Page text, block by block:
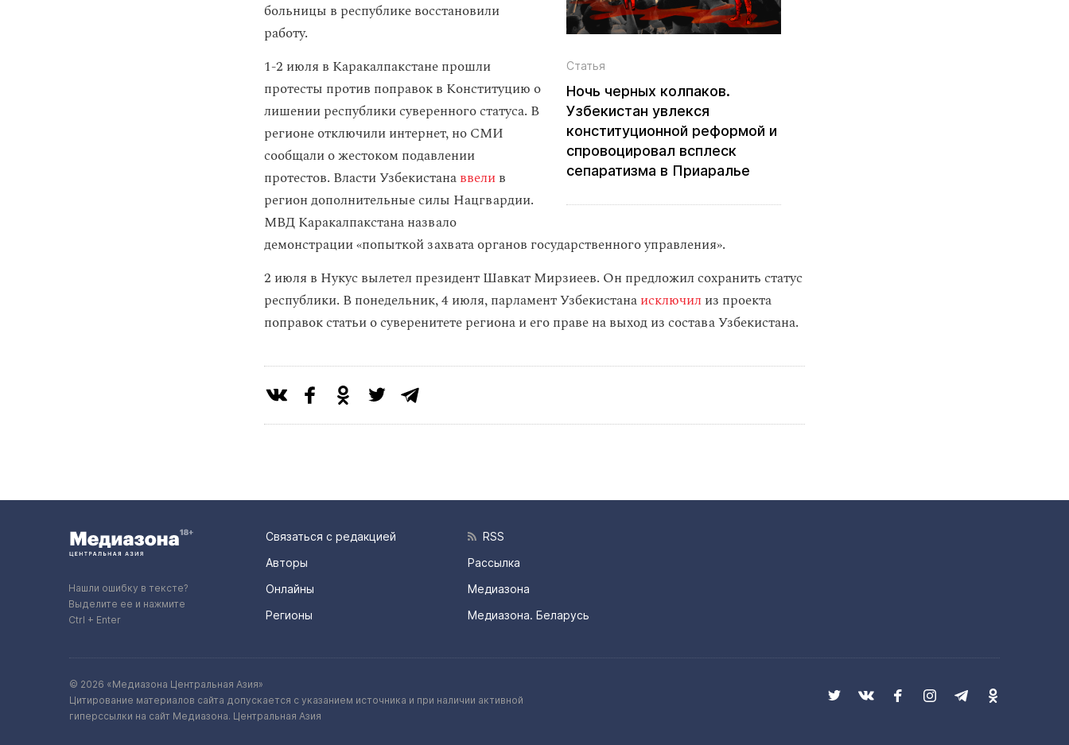
Статья
Ночь черных колпаков.
Узбекистан увлекся
конституционной реформой и
спровоцировал всплеск
сепаратизма в Приаралье
больницы в республике восстановили
работу.
1-2 июля в Каракалпакстане прошли
протесты против поправок в Конституцию о
лишении республики суверенного статуса. В
регионе отключили интернет, но СМИ
сообщали о жестоком подавлении
протестов. Власти Узбекистанаввелив
регион дополнительные силы Нацгвардии.
МВД Каракалпакстана назвало
демонстрации «попыткой захвата органов государственного управления».
2 июля в Нукус вылетел президент Шавкат Мирзиеев. Он предложил сохранить статус
республики. В понедельник, 4 июля, парламент Узбекистанаисключил из проекта
поправок статьи о суверенитете региона и его праве на выход из состава Узбекистана.
Нашли ошибку в тексте?
Выделите ее и нажмите
Ctrl + Enter
Связаться с редакцией
Авторы
Онлайны
Регионы
RSS
Рассылка
Медиазона
Медиазона. Беларусь
© 2026 «Медиазона Центральная Азия»
Цитирование материалов сайта допускается с указанием источника и при наличии активной
гиперссылки на сайт Медиазона. Центральная Азия